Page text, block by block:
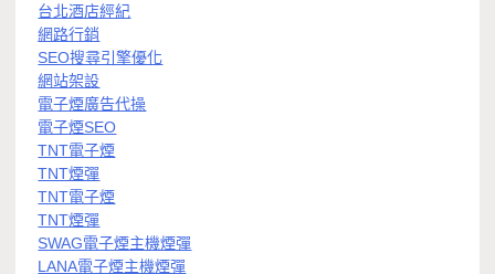
台北酒店經紀
網路行銷
SEO搜尋引擎優化
網站架設
電子煙廣告代操
電子煙SEO
TNT電子煙
TNT煙彈
TNT電子煙
TNT煙彈
SWAG電子煙主機煙彈
LANA電子煙主機煙彈